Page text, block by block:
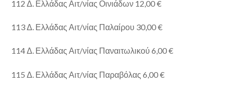
112 Δ. Ελλάδας Αιτ/νίας Οινιάδων 12,00 €
113 Δ. Ελλάδας Αιτ/νίας Παλαίρου 30,00 €
114 Δ. Ελλάδας Αιτ/νίας Παναιτωλικού 6,00 €
115 Δ. Ελλάδας Αιτ/νίας Παραβόλας 6,00 €